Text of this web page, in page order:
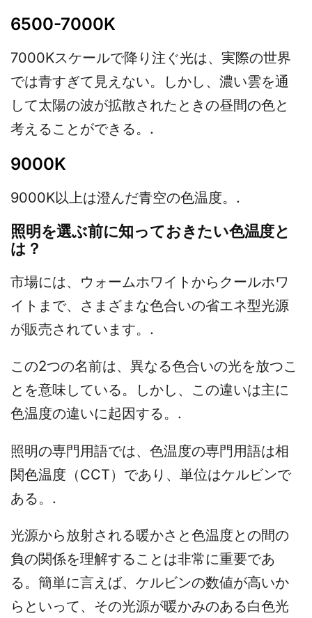
6500-7000K
7000Kスケールで降り注ぐ光は、実際の世界
では青すぎて見えない。しかし、濃い雲を通
して太陽の波が拡散されたときの昼間の色と
考えることができる。.
9000K
9000K以上は澄んだ青空の色温度。.
照明を選ぶ前に知っておきたい色温度と
は？
市場には、ウォームホワイトからクールホワ
イトまで、さまざまな色合いの省エネ型光源
が販売されています。.
この2つの名前は、異なる色合いの光を放つこ
とを意味している。しかし、この違いは主に
色温度の違いに起因する。.
照明の専門用語では、色温度の専門用語は相
関色温度（CCT）であり、単位はケルビンで
ある。.
光源から放射される暖かさと色温度との間の
負の関係を理解することは非常に重要であ
る。簡単に言えば、ケルビンの数値が高いか
らといって、その光源が暖かみのある白色光